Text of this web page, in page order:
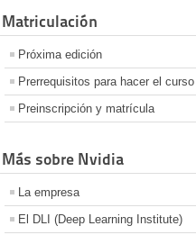
Matriculación
Próxima edición
Prerrequisitos para hacer el curso
Preinscripción y matrícula
Más sobre Nvidia
La empresa
El DLI (Deep Learning Institute)